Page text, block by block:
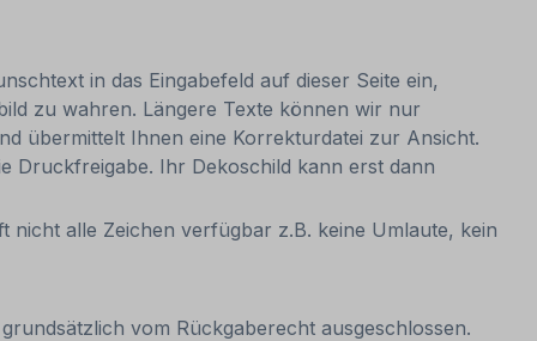
in das Eingabefeld auf dieser Seite ein,
zu wahren. Längere Texte können wir nur
übermittelt Ihnen eine Korrekturdatei zur Ansicht.
Druckfreigabe. Ihr Dekoschild kann erst dann
alle Zeichen verfügbar z.B. keine Umlaute, kein
vom Rückgaberecht ausgeschlossen.